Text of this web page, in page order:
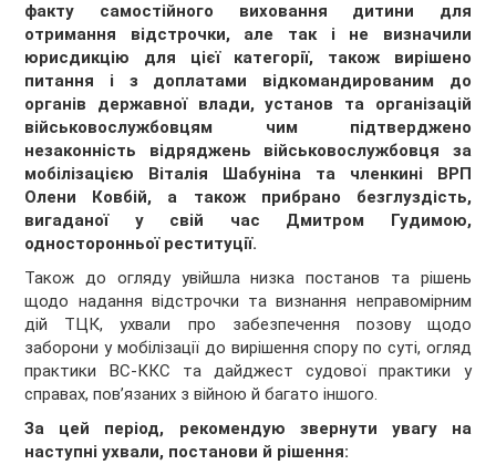
факту самостійного виховання дитини для
отримання відстрочки, але так і не визначили
юрисдикцію для цієї категорії, також вирішено
питання і з доплатами відкомандированим до
органів державної влади, установ та організацій
військовослужбовцям чим підтверджено
незаконність відряджень військовослужбовця за
мобілізацією Віталія Шабуніна та членкині ВРП
Олени Ковбій, а також прибрано безглуздість,
вигаданої у свій час Дмитром Гудимою,
односторонньої реституції.
Також до огляду увійшла низка постанов та рішень
щодо надання відстрочки та визнання неправомірним
дій ТЦК, ухвали про забезпечення позову щодо
заборони у мобілізації до вирішення спору по суті, огляд
практики ВС-ККС та дайджест судової практики у
справах, пов’язаних з війною й багато іншого.
За цей період, рекомендую звернути увагу на
наступні ухвали, постанови й рішення: